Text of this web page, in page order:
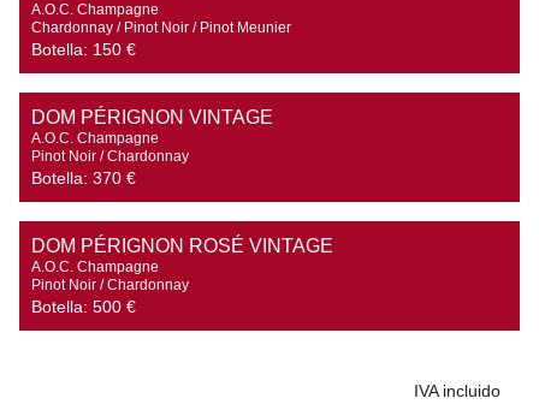
A.O.C. Champagne
Chardonnay / Pinot Noir / Pinot Meunier
Botella: 150 €
DOM PÉRIGNON VINTAGE
A.O.C. Champagne
Pinot Noir / Chardonnay
Botella: 370 €
DOM PÉRIGNON ROSÉ VINTAGE
A.O.C. Champagne
Pinot Noir / Chardonnay
Botella: 500 €
IVA incluido